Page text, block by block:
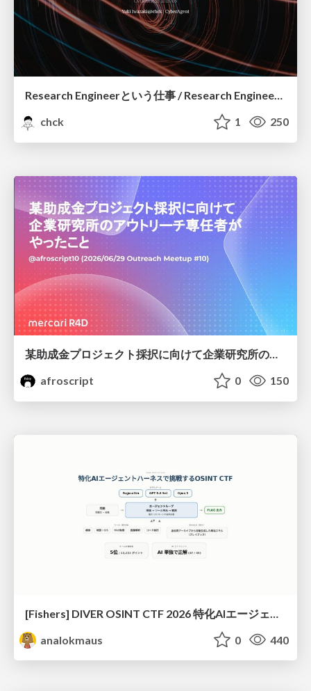
chck
1 250
某助成金プロジェクト採択に向けて企業研究所のアウトリーチ専任者がやったこと
afroscript
0 150
analokmaus
0 440